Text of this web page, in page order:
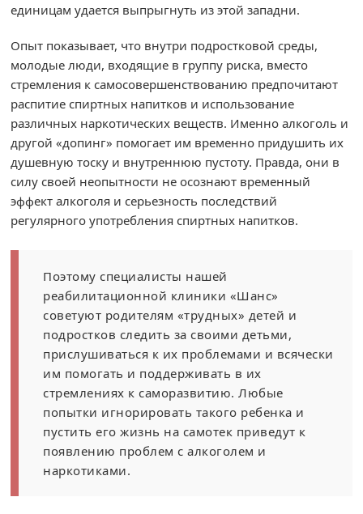
единицам удается выпрыгнуть из этой западни.
Опыт показывает, что внутри подростковой среды,
молодые люди, входящие в группу риска, вместо
стремления к самосовершенствованию предпочитают
распитие спиртных напитков и использование
различных наркотических веществ. Именно алкоголь и
другой «допинг» помогает им временно придушить их
душевную тоску и внутреннюю пустоту. Правда, они в
силу своей неопытности не осознают временный
эффект алкоголя и серьезность последствий
регулярного употребления спиртных напитков.
Поэтому специалисты нашей
реабилитационной клиники «Шанс»
советуют родителям «трудных» детей и
подростков следить за своими детьми,
прислушиваться к их проблемами и всячески
им помогать и поддерживать в их
стремлениях к саморазвитию. Любые
попытки игнорировать такого ребенка и
пустить его жизнь на самотек приведут к
появлению проблем с алкоголем и
наркотиками.